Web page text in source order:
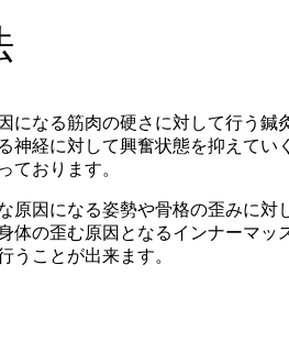
になる筋肉の硬さに対して行う鍼
神経に対して興奮状態を抑えてい
ております。
原因になる姿勢や骨格の歪みに対
体の歪む原因となるインナーマッ
うことが出来ます。